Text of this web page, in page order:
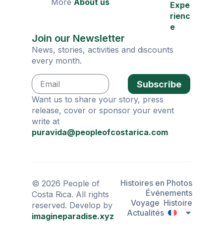
More About us
Expe
rienc
e
Join our Newsletter
News, stories, activities and discounts
every month.
Subscribe
Want us to share your story, press
release, cover or sponsor your event
write at
puravida@peopleofcostarica.com
© 2026 People of
Costa Rica. All rights
reserved. Develop by
imagineparadise.xyz
Histoires en Photos
Événements
Voyage Histoire
Actualités